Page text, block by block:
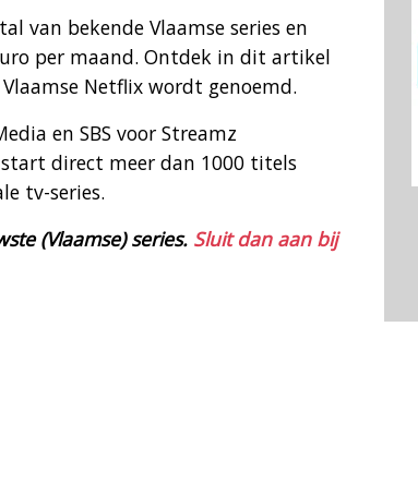
van bekende Vlaamse series en
per maand. Ontdek in dit artikel
Netflix wordt genoemd.
en SBS voor Streamz
start direct meer dan 1000 titels
tv-series.
(Vlaamse) series. Sluit dan aan bij